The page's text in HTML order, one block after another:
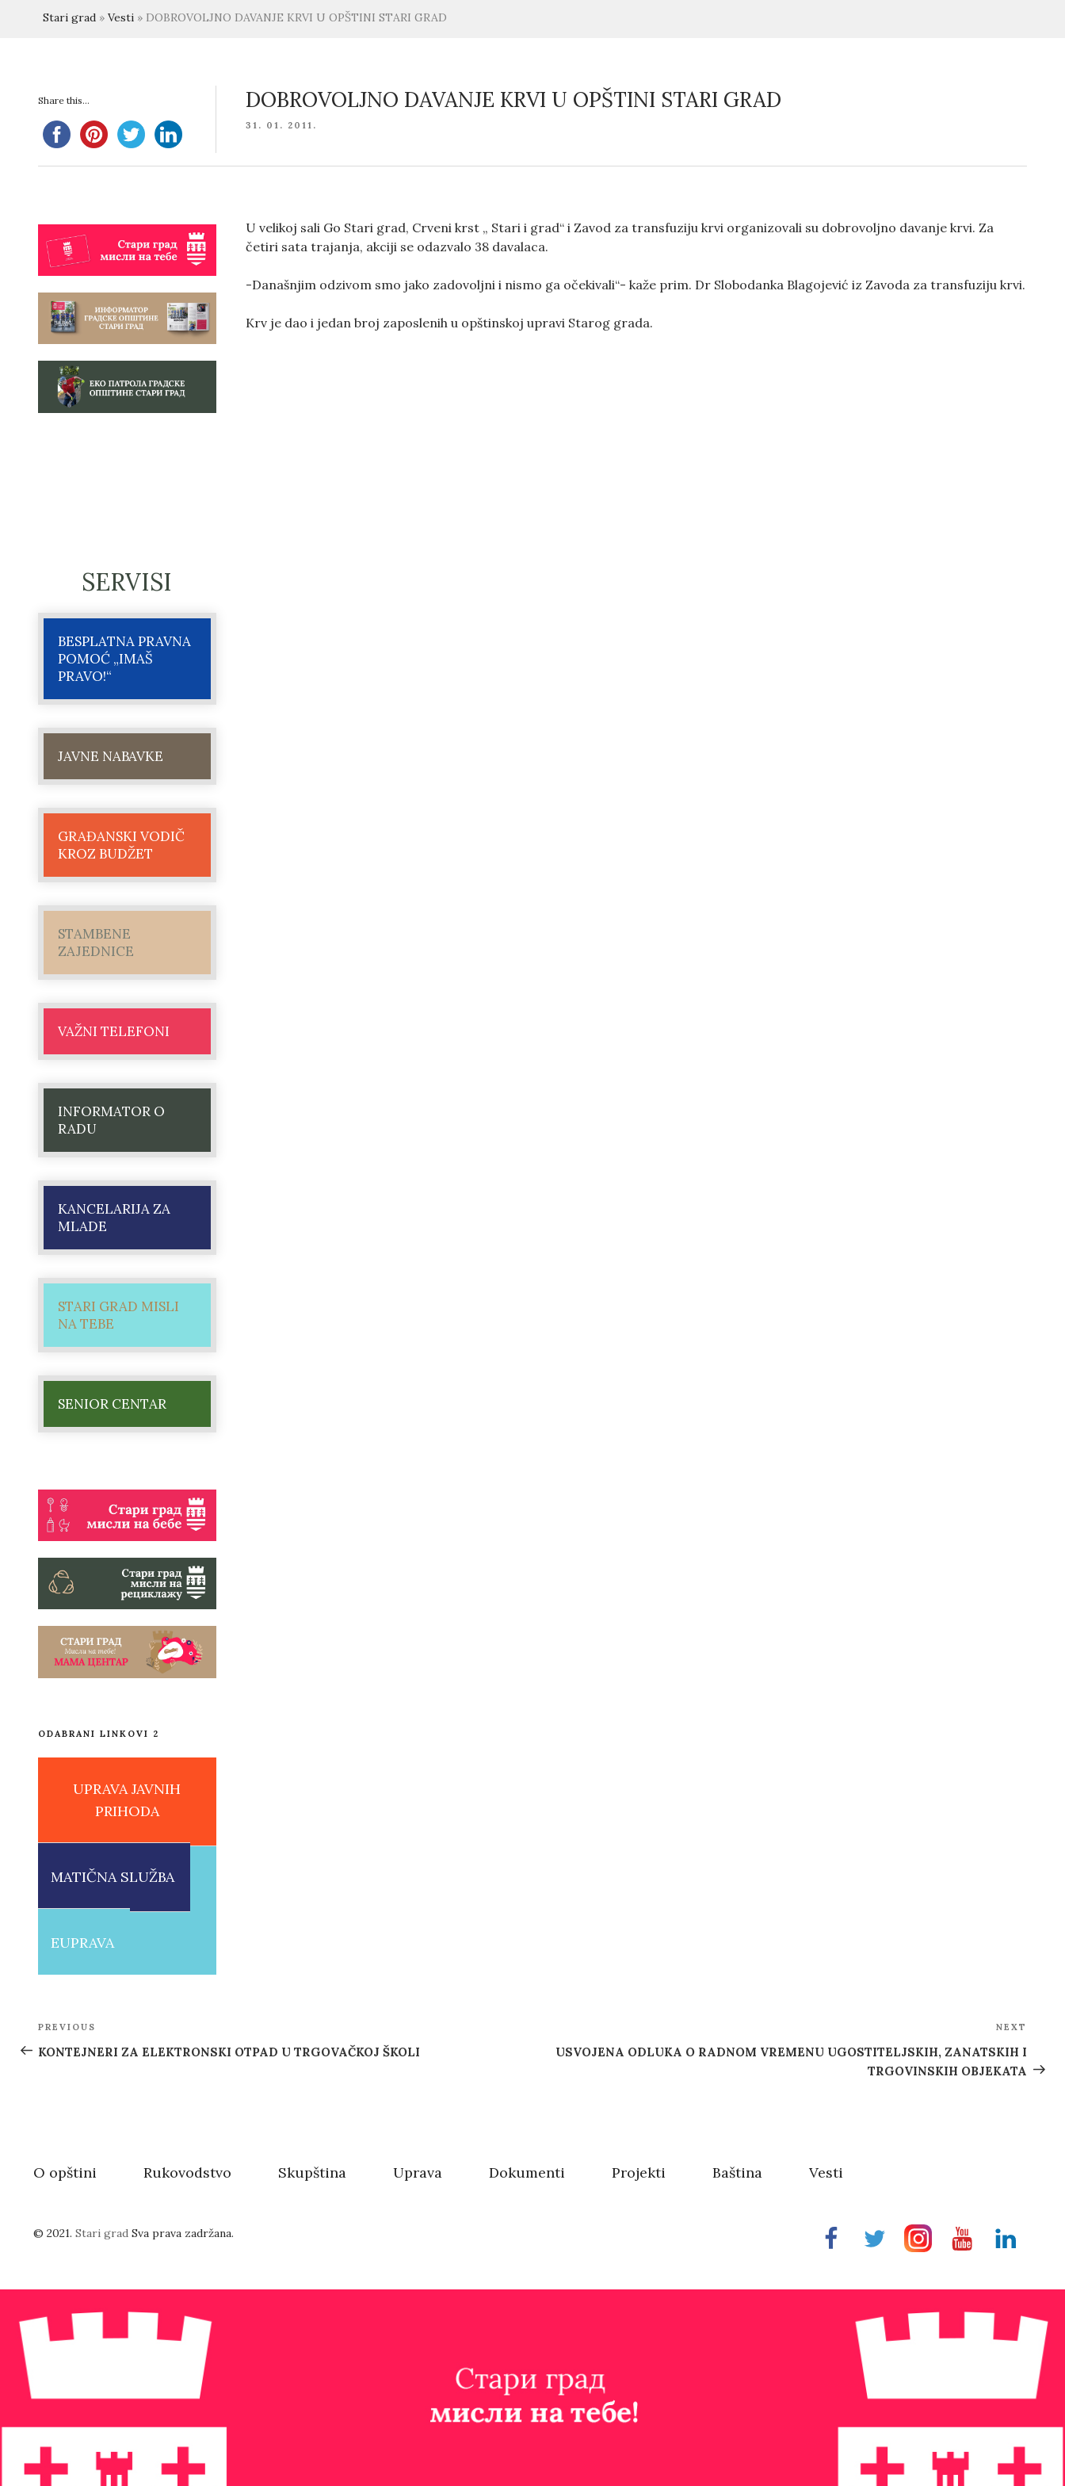
Stari grad » Vesti » DOBROVOLJNO DAVANJE KRVI U OPŠTINI STARI GRAD
Share this... DOBROVOLJNO DAVANJE KRVI U OPŠTINI STARI GRAD
POSTED
31. 01. 2011.
SERVISI
BESPLATNA PRAVNA
POMOĆ „IMAŠ
PRAVO!“
JAVNE NABAVKE
GRAĐANSKI VODIČ
KROZ BUDŽET
STAMBENE
ZAJEDNICE
VAŽNI TELEFONI
INFORMATOR O
RADU
KANCELARIJA ZA
MLADE
STARI GRAD MISLI
NA TEBE
SENIOR CENTAR
ODABRANI LINKOVI 2
UPRAVA JAVNIH
PRIHODA
MATIČNA SLUŽBA
EUPRAVA
U velikoj sali Go Stari grad, Crveni krst „ Stari i grad“ i Zavod za transfuziju krvi organizovali su dobrovoljno davanje krvi. Za
četiri sata trajanja, akciji se odazvalo 38 davalaca.
-Današnjim odzivom smo jako zadovoljni i nismo ga očekivali“- kaže prim. Dr Slobodanka Blagojević iz Zavoda za transfuziju krvi.
Krv je dao i jedan broj zaposlenih u opštinskoj upravi Starog grada.
Post
navigation
Previous
Post
PREVIOUS
KONTEJNERI ZA ELEKTRONSKI OTPAD U TRGOVAČKOJ ŠKOLI
NEXT
USVOJENA ODLUKA O RADNOM VREMENU UGOSTITELJSKIH, ZANATSKIH I
TRGOVINSKIH OBJEKATA
O opštini Rukovodstvo Skupština Uprava Dokumenti Projekti Baština Vesti
FacebookTwitterInstragramYoutubeLinkedin
© 2021. Stari grad Sva prava zadržana.